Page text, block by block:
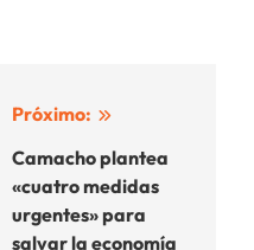
Próximo:
Camacho plantea
«cuatro medidas
urgentes» para
salvar la economía